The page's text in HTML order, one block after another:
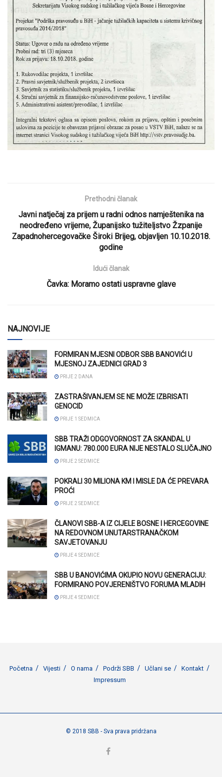
Prethodni članak
Javni natječaj za prijem u radni odnos namještenika na
neodređeno vrijeme, Županijsko tužiteljstvo Žzpanije
Zapadnohercegovačke Široki Brijeg, objavljen 10.10.2018.
godine
Idući članak
Čavka: Moramo ostati uspravne glave
NAJNOVIJE
FORMIRAN MJESNI ODBOR SBB BANOVIĆI U
MJESNOJ ZAJEDNICI GRAD 3
PRIJE 2 DANA
ZASTRAŠIVANJEM SE NE MOŽE IZBRISATI
GENOCID
PRIJE 1 SEDMICA
SBB TRAŽI ODGOVORNOST ZA SKANDAL U
IGMANU: 780.000 EURA NIJE NESTALO SLUČAJNO
PRIJE 2 SEDMICE
POKRALI 30 MILIONA KM I MISLE DA ĆE PREVARA
PROĆI
PRIJE 2 SEDMICE
ČLANOVI SBB-A IZ CIJELE BOSNE I HERCEGOVINE
NA REDOVNOM UNUTARSTRANAČKOM
SAVJETOVANJU
PRIJE 4 SEDMICE
SBB U BANOVIĆIMA OKUPIO NOVU GENERACIJU:
FORMIRANO POVJERENIŠTVO FORUMA MLADIH
PRIJE 4 SEDMICE
Početna Vijesti O nama Podrži SBB Učlani se
Kontakt
Impressum
© 2018 SBB - Sva prava pridržana